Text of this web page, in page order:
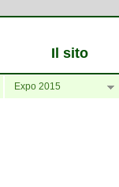
Il sito
Expo 2015